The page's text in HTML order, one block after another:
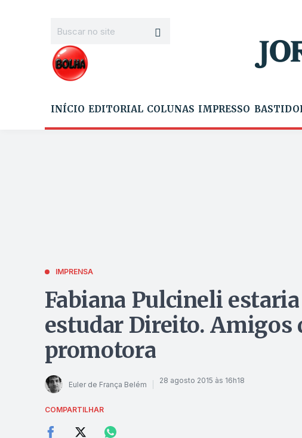
INÍCIO EDITORIAL COLUNAS IMPRESSO
IMPRENSA
Fabiana Pulcineli
estudar Direito. Amigos
promotora
Euler de França Belém 28 agosto 2015 às 16h18
COMPARTILHAR